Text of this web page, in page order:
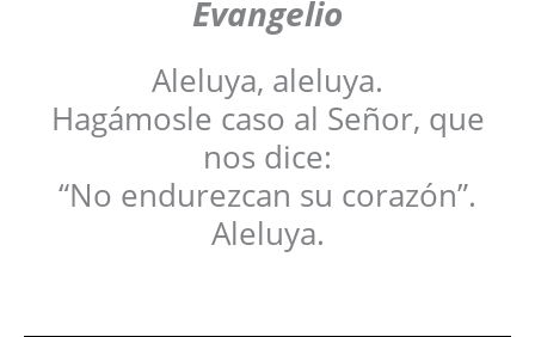
Evangelio
Aleluya, aleluya.
Hagámosle caso al Señor, que
nos dice:
“No endurezcan su corazón”.
Aleluya.